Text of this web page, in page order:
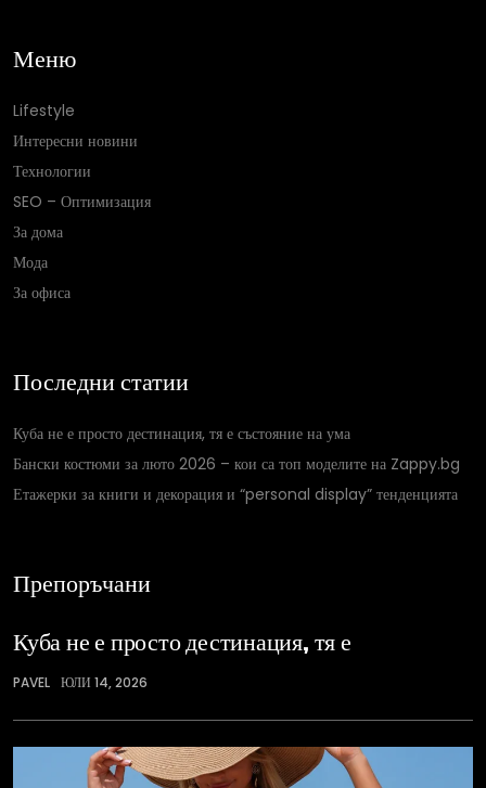
Меню
Lifestyle
Интересни новини
Технологии
SEO – Оптимизация
За дома
Мода
За офиса
Последни статии
Куба не е просто дестинация, тя е състояние на ума
Бански костюми за люто 2026 – кои са топ моделите на Zappy.bg
Етажерки за книги и декорация и “personal display” тенденцията
Препоръчани
Куба не е просто дестинация, тя е
PAVEL ЮЛИ 14, 2026